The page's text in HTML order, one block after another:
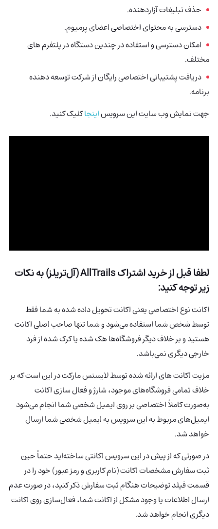
حذف تبلیغات آزاردهنده.
دسترسی به محتوای اختصاصی اعضای پرمیوم.
امکان دسترسی و استفاده در چندین دستگاه در پلتفرم های
مختلف.
دریافت پشتیبانی اختصاصی رایگان از شرکت توسعه دهنده
برنامه.
جهت نمایش وب سایت این سرویساینجاکلیک کنید.
لطفا قبل از خرید اشتراک AllTrails (آل‌تریلز) به نکات
زیر توجه کنید:
اکانت نوع اختصاصی یعنی اکانت تحویل داده شده به شما فقط
توسط شخص شما استفاده می‌شود و شما تنها صاحب اصلی اکانت
هستید و بر خلاف دیگر فروشگاه‌ها هک شده یا کرک شده از فرد
خارجی دیگری نمی‌باشد.
مزیت اکانت های ارائه شده توسط لایسنس مارکت در این است که بر
خلاف تمامی فروشگاه‌های موجود، شارژ و فعال سازی اکانت
به‌صورت کاملاً اختصاصی بر روی ایمیل شخصی شما انجام می‌شود
ایمیل‌های مربوط به این سرویس به ایمیل شخصی شما ارسال
خواهد شد.
در صورتی که از پیش در این سرویس اکانتی ساخته‌اید حتماً حین
ثبت سفارش مشخصات اکانت (نام کاربری و رمز عبور) خود را در
قسمت فیلد توضیحات هنگام ثبت سفارش ذکر کنید، در صورت عدم
ارسال اطلاعات یا وجود مشکل از اکانت شما، فعال‌سازی روی اکانت
دیگری انجام خواهد شد.